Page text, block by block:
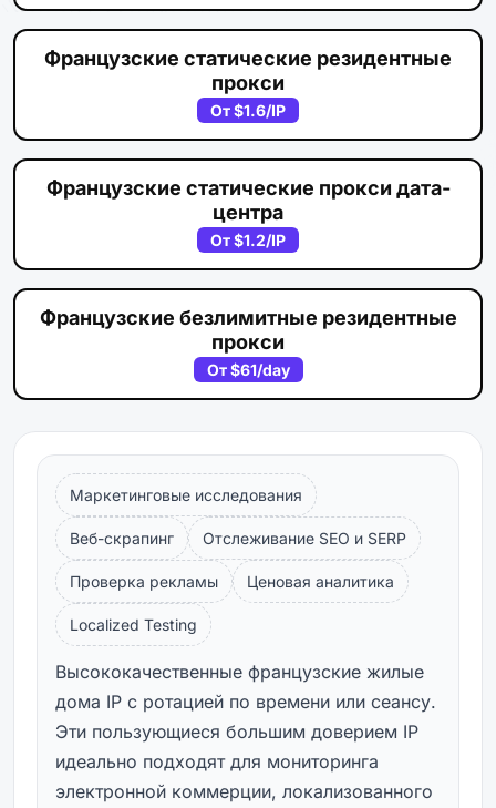
Французские статические резидентные
прокси
От$1.6/IP
Французские статические прокси дата-
центра
От$1.2/IP
Французские безлимитные резидентные
прокси
От$61/day
Маркетинговые исследования
Веб-скрапинг Отслеживание SEO и SERP
Проверка рекламы Ценовая аналитика
Localized Testing
Высококачественные французские жилые
дома IP с ротацией по времени или сеансу.
Эти пользующиеся большим доверием IP
идеально подходят для мониторинга
электронной коммерции, локализованного